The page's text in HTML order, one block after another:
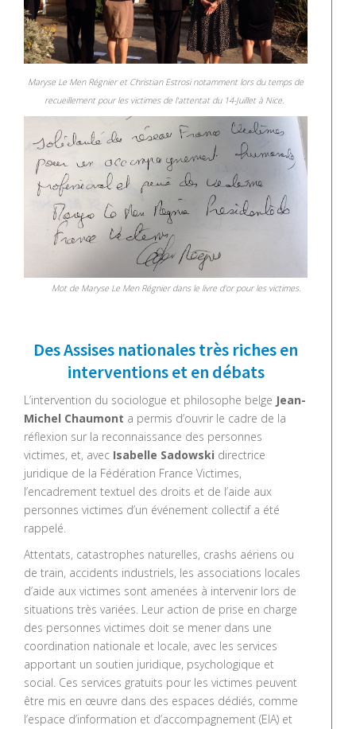
Maryse Le Men Régnier et Christian Estrosi notamment lors du temps de
recueillement pour les victimes de l'attentat du 14-Juillet à Nice.
Mot de Maryse Le Men Régnierdans le livre d'or pour les victimes.
Des Assises nationales très riches en
interventions et en débats
L’intervention du sociologue et philosophe belge Jean-
Michel Chaumont a permis d’ouvrir le cadre de la
réflexion sur la reconnaissance des personnes
victimes, et, avec Isabelle Sadowski directrice
juridique de la Fédération France Victimes,
l’encadrement textuel des droits et de l’aide aux
personnes victimes d’un événement collectif a été
rappelé.
Attentats, catastrophes naturelles, crashs aériens ou
de train, accidents industriels, les associations locales
d’aide aux victimes sont amenées à intervenir lors de
situations très variées. Leur action de prise en charge
des personnes victimes doit se mener dans une
coordination nationale et locale, avec les services
apportant un soutien juridique, psychologique et
social. Ces services gratuits pour les victimes peuvent
être mis en œuvre dans des espaces dédiés, comme
l’espace d’information et d’accompagnement (EIA) et